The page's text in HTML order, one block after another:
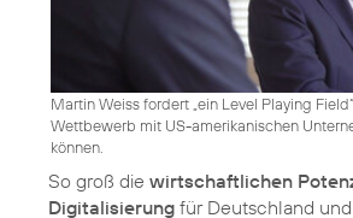
Martin Weiss fordert „ein Level Playing
Wettbewerb mit US-amerikanischen
können.
So groß die wirtschaftlichen
Digitalisierung für Deutschland